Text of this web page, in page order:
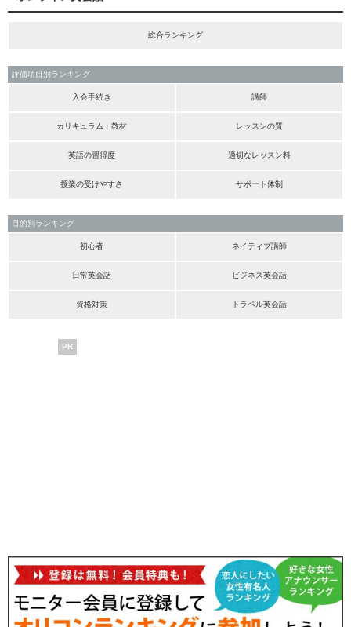
総合ランキング
評価項目別ランキング
入会手続き 講師
カリキュラム・教材 レッスンの質
英語の習得度 適切なレッスン料
授業の受けやすさ サポート体制
目的別ランキング
初心者 ネイティブ講師
日常英会話 ビジネス英会話
資格対策 トラベル英会話
PR